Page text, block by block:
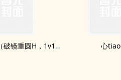
温柔归chu（破镜重圆H，1v1） 心tiao